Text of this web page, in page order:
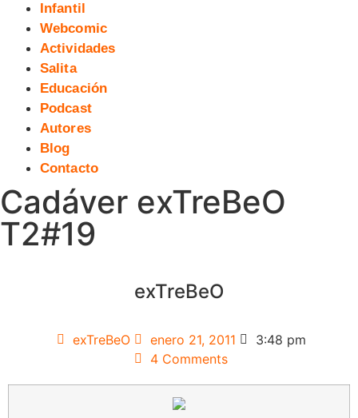
Infantil
Webcomic
Actividades
Salita
Educación
Podcast
Autores
Blog
Contacto
Cadáver exTreBeO
T2#19
exTreBeO
exTreBeO enero 21, 2011
3:48 pm
4 Comments